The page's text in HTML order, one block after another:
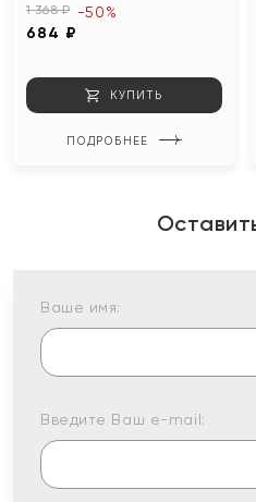
1 368 ₽
684 ₽
-50%
КУПИТЬ
ПОДРОБНЕЕ
Ваше имя:
Введите Ваш e-mail: